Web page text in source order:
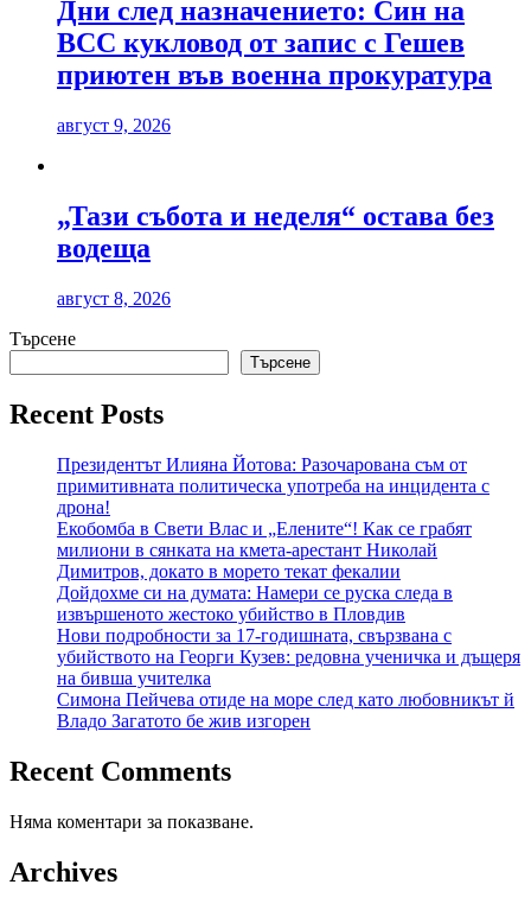
Дни след назначението: Син на
ВСС кукловод от запис с Гешев
приютен във военна прокуратура
август 9, 2026
„Тази събота и неделя“ остава без
водеща
август 8, 2026
Търсене
Търсене
Recent Posts
Президентът Илияна Йотова: Разочарована съм от
примитивната политическа употреба на инцидента с
дрона!
Екобомба в Свети Влас и „Елените“! Как се грабят
милиони в сянката на кмета-арестант Николай
Димитров, докато в морето текат фекалии
Дойдохме си на думата: Намери се руска следа в
извършеното жестоко убийство в Пловдив
Нови подробности за 17-годишната, свързвана с
убийството на Георги Кузев: редовна ученичка и дъщеря
на бивша учителка
Симона Пейчева отиде на море след като любовникът й
Владо Загатото бе жив изгорен
Recent Comments
Няма коментари за показване.
Archives